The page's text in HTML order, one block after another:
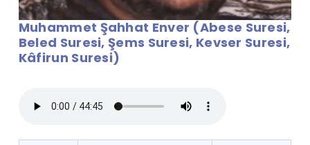
Muhammet Şahhat Enver (Abese Suresi,
Beled Suresi, Şems Suresi, Kevser Suresi,
Kâfirun Suresi)